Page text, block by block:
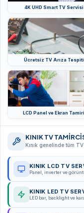
4K UHD Smart TV Servisi
Ücretsiz TV Arıza Tespiti
LCD Panel ve Ekran Tamiri
KINIK TV
Kınık genelinde tüm
KINIK LCD TV
Panel, inverter ve
KINIK LED TV
LED bar, backlight ve